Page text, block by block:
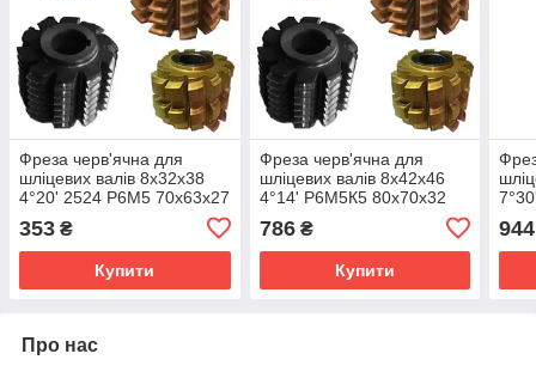
Фреза черв'ячна для
шліцевих валів 8х32х38
4°20' 2524 Р6М5 70х63х27
353 ₴
Купити
Фреза черв'ячна для
шліцевих валів 8х42х46
4°14' Р6М5К5 80х70х32
786₴
Купити
944
Про нас